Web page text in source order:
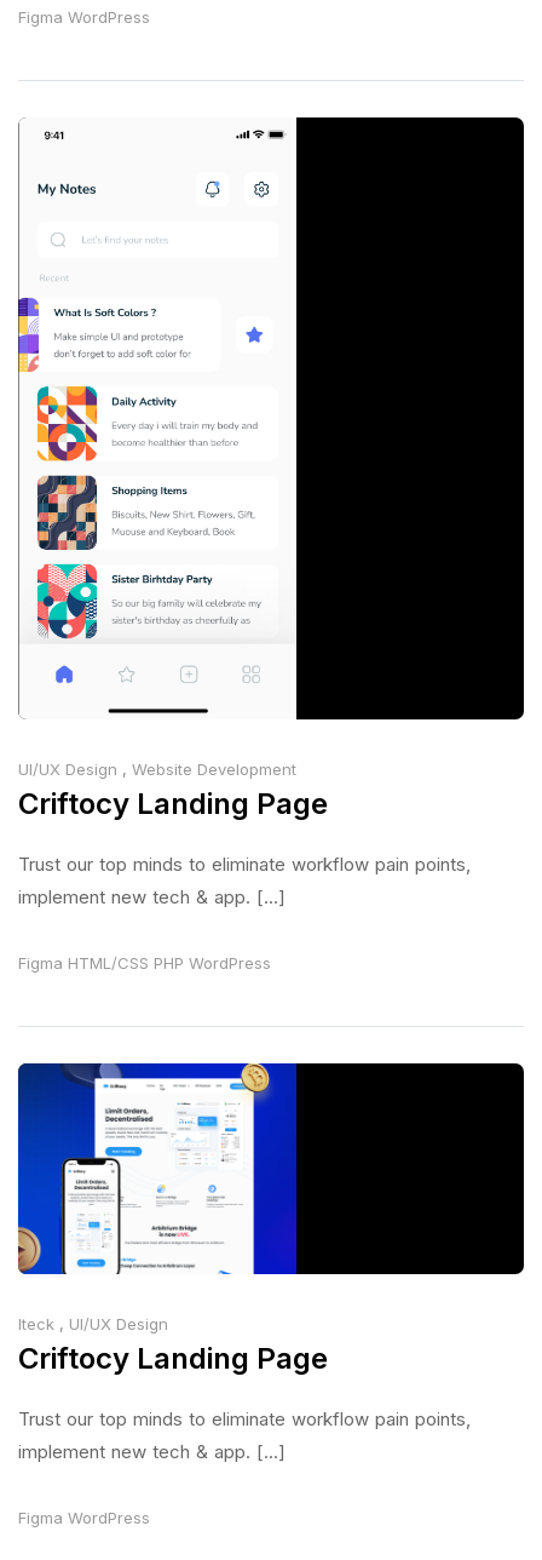
Figma WordPress
UI/UX Design , Website Development
Criftocy Landing Page
Trust our top minds to eliminate workflow pain points,
implement new tech & app. [...]
Figma HTML/CSS PHP WordPress
Iteck , UI/UX Design
Criftocy Landing Page
Trust our top minds to eliminate workflow pain points,
implement new tech & app. [...]
Figma WordPress